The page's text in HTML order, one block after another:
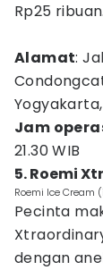
Rp25 ribuan.
Alamat:
Jam
21.30 WIB
5. Roemi
Roemi Ice
Pecinta
dengan